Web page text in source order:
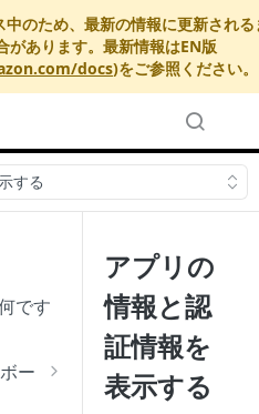
のため、最新の情報に更新される
があります。最新情報はEN版
docs)をご参照ください。
する
です
ー
アプリの
情報と認
証情報を
表示する